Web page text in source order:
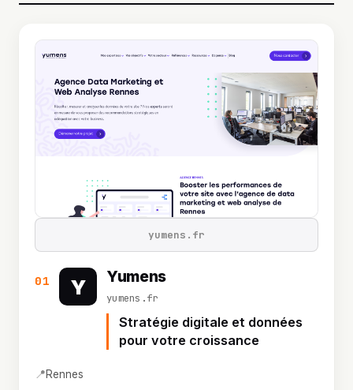
01 Y Yumens
yumens.fr
Stratégie digitale et données
pour votre croissance
📍Rennes
yumens.fr